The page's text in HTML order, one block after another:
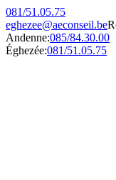
081/51.05.75
eghezee@aeconseil.be
Andenne:085/84.30.00
Éghezée:081/51.05.75